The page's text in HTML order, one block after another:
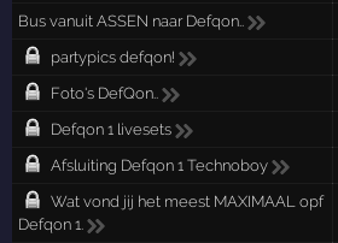
Bus vanuit ASSEN naar Defqon..
partypics defqon!
Foto's DefQon..
Defqon 1 livesets
Afsluiting Defqon 1 Technoboy
Wat vond jij het meest MAXIMAAL opf
Defqon 1.